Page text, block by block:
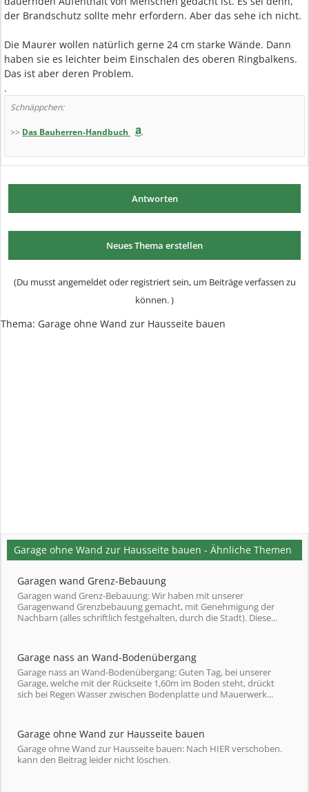
der Brandschutz sollte mehr erfordern. Aber das sehe ich nicht.
Die Maurer wollen natürlich gerne 24 cm starke Wände. Dann
haben sie es leichter beim Einschalen des oberen Ringbalkens.
Das ist aber deren Problem.
.
Schnäppchen:
>> Das Bauherren-Handbuch
Antworten
Neues Thema erstellen
(Du musst angemeldet oder registriert sein, um Beiträge verfassen zu
können. )
Thema: Garage ohne Wand zur Hausseite bauen
Garage ohne Wand zur Hausseite bauen - Ähnliche Themen
Garagen wand Grenz-Bebauung
Garagen wand Grenz-Bebauung: Wir haben mit unserer
Garagenwand Grenzbebauung gemacht, mit Genehmigung der
Nachbarn (alles schriftlich festgehalten, durch die Stadt). Diese...
Garage nass an Wand-Bodenübergang
Garage nass an Wand-Bodenübergang: Guten Tag, bei unserer
Garage, welche mit der Rückseite 1,60m im Boden steht, drückt
sich bei Regen Wasser zwischen Bodenplatte und Mauerwerk...
Garage ohne Wand zur Hausseite bauen
Garage ohne Wand zur Hausseite bauen: Nach HIER verschoben.
kann den Beitrag leider nicht löschen.